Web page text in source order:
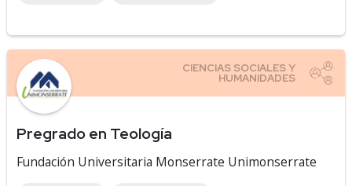
Pregrado en Teología
Fundación Universitaria Monserrate Unimonserrate